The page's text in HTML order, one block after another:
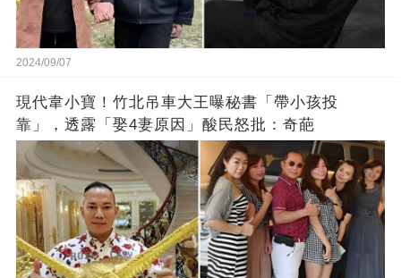
2024/09/07
現代韋小寶！竹北吊車大王曝秘書「帶小孩投
靠」，透露「娶4妻原因」酸民怒批：奇葩